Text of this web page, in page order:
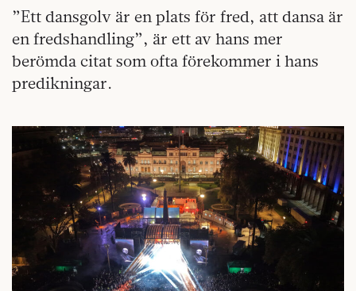
”Ett dansgolv är en plats för fred, att dansa är
en fredshandling”, är ett av hans mer
berömda citat som ofta förekommer i hans
predikningar.